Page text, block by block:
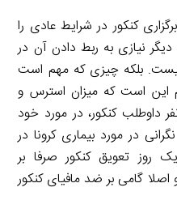
کنکور در شرایط عادی را
دیگر نیازی به ربط دادن آن در
نیست. بلکه چیزی که مهم است
است که میزان استرس و
داوطلب کنکور، در مورد خود
در مورد بیماری کرونا در
روز تعویق کنکور صرفا بر
اصلا گامی بر ضد مافیای کنکور